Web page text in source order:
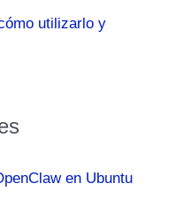
utilizarlo y
en Ubuntu